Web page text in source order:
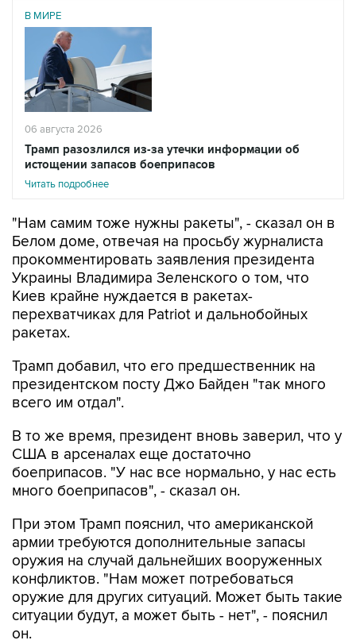
В МИРЕ
06 августа 2026
Трамп разозлился из-за утечки информации об
истощении запасов боеприпасов
Читать подробнее
"Нам самим тоже нужны ракеты", - сказал он в
Белом доме, отвечая на просьбу журналиста
прокомментировать заявления президента
Украины Владимира Зеленского о том, что
Киев крайне нуждается в ракетах-
перехватчиках для Patriot и дальнобойных
ракетах.
Трамп добавил, что его предшественник на
президентском посту Джо Байден "так много
всего им отдал".
В то же время, президент вновь заверил, что у
США в арсеналах еще достаточно
боеприпасов. "У нас все нормально, у нас есть
много боеприпасов", - сказал он.
При этом Трамп пояснил, что американской
армии требуются дополнительные запасы
оружия на случай дальнейших вооруженных
конфликтов. "Нам может потребоваться
оружие для других ситуаций. Может быть такие
ситуации будут, а может быть - нет", - пояснил
он.